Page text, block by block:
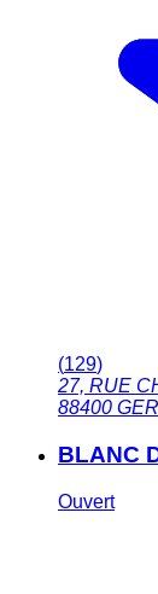
(129)
27, RUE
88400
BLANC
Ouvert